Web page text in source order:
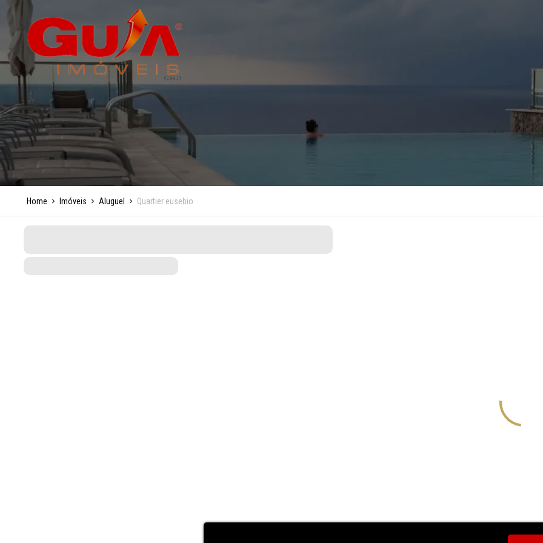
Home Imóveis Aluguel Quartier eusebio